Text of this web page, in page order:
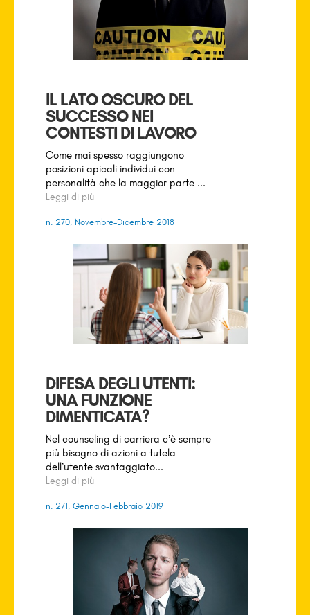
IL LATO OSCURO DEL
SUCCESSO NEI
CONTESTI DI LAVORO
Come mai spesso raggiungono
posizioni apicali individui con
personalità che la maggior parte ...
Leggi di più
n. 270, Novembre-Dicembre 2018
DIFESA DEGLI UTENTI:
UNA FUNZIONE
DIMENTICATA?
Nel counseling di carriera c’è sempre
più bisogno di azioni a tutela
dell’utente svantaggiato...
Leggi di più
n. 271, Gennaio-Febbraio 2019